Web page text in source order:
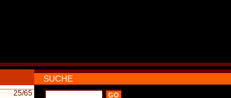
25/65
SUCHE